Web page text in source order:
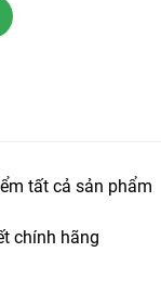
tất cả sản phẩm
chính hãng